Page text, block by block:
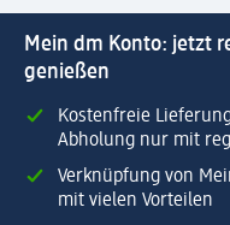
Mein dm Konto: jetzt
genießen
Kostenfreie
Abholung nur mit
Verknüpfung von
mit vielen Vorteilen